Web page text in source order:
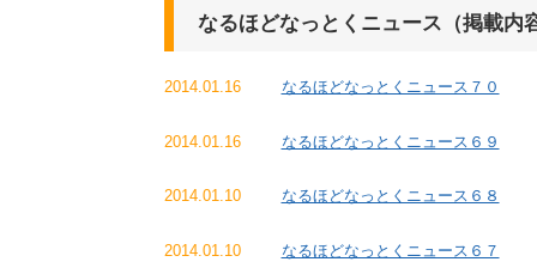
なるほどなっとくニュース（掲載内
2014.01.16 なるほどなっとくニュース７０
2014.01.16 なるほどなっとくニュース６９
2014.01.10 なるほどなっとくニュース６８
2014.01.10 なるほどなっとくニュース６７